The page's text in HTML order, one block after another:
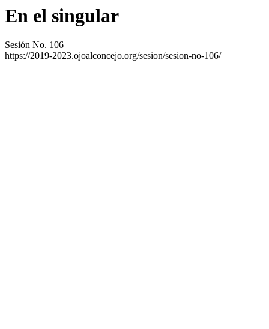
En el singular
Sesión No. 106
https://2019-2023.ojoalconcejo.org/sesion/sesion-no-106/